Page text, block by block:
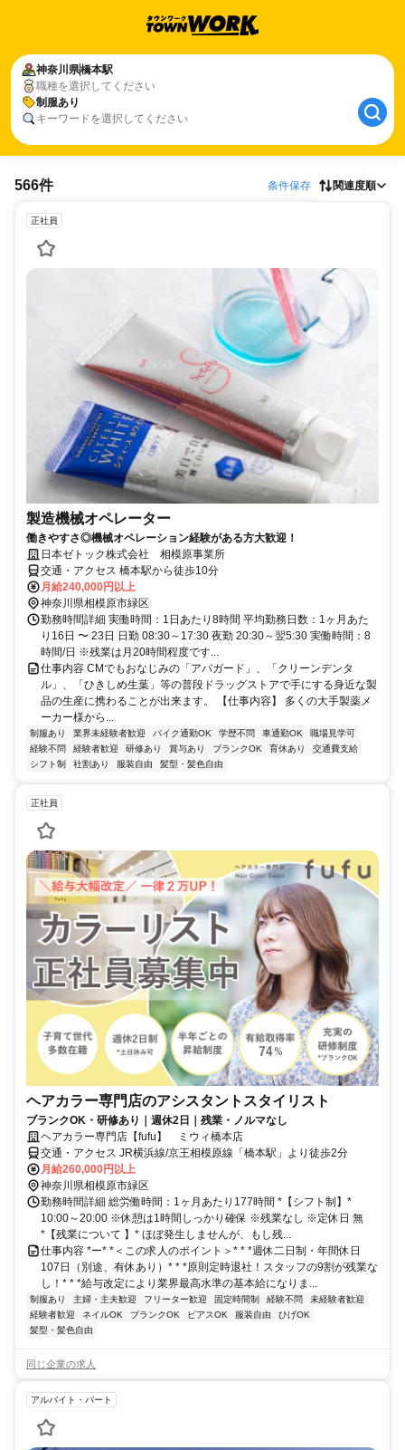
神奈川県橋本駅
職種を選択してください
制服あり
キーワードを選択してください
566件 条件保存 関連度順
正社員
製造機械オペレーター
働きやすさ◎機械オペレーション経験がある方大歓迎！
日本ゼトック株式会社 相模原事業所
交通・アクセス 橋本駅から徒歩10分
月給240,000円以上
神奈川県相模原市緑区
勤務時間詳細 実働時間：1日あたり8時間 平均勤務日数：1ヶ月あた
り16日 〜 23日 日勤 08:30～17:30 夜勤 20:30～翌5:30 実働時間：8
時間/日 ※残業は月20時間程度です...
仕事内容 CMでもおなじみの「アパガード」、「クリーンデンタ
ル」、「ひきしめ生葉」等の普段ドラッグストアで手にする身近な製
品の生産に携わることが出来ます。 【仕事内容】 多くの大手製薬メ
ーカー様から...
制服あり 業界未経験者歓迎 バイク通勤OK 学歴不問 車通勤OK
職場見学可
経験不問
経験者歓迎 研修あり 賞与あり ブランクOK 育休あり
交通費支給
シフト制
社割あり 服装自由 髪型・髪色自由
正社員
ヘアカラー専門店のアシスタントスタイリスト
ブランクOK・研修あり｜週休2日｜残業・ノルマなし
ヘアカラー専門店【fufu】 ミウィ橋本店
交通・アクセス JR横浜線/京王相模原線「橋本駅」より徒歩2分
月給260,000円以上
神奈川県相模原市緑区
勤務時間詳細 総労働時間：1ヶ月あたり177時間 *【シフト制】*
10:00～20:00 ※休憩は1時間しっかり確保 ※残業なし ※定休日 無
*【残業について 】* ほぼ発生しませんが、もし残...
仕事内容 *ー* *＜この求人のポイント＞* * *週休二日制・年間休日
107日（別途、有休あり）* * *原則定時退社！スタッフの9割が残業な
し！* * *給与改定により業界最高水準の基本給になりま...
制服あり 主婦・主夫歓迎 フリーター歓迎 固定時間制 経験不問
未経験者歓迎
経験者歓迎
ネイルOK ブランクOK ピアスOK 服装自由
ひげOK
髪型・髪色自由
同じ企業の求人
アルバイト・パート